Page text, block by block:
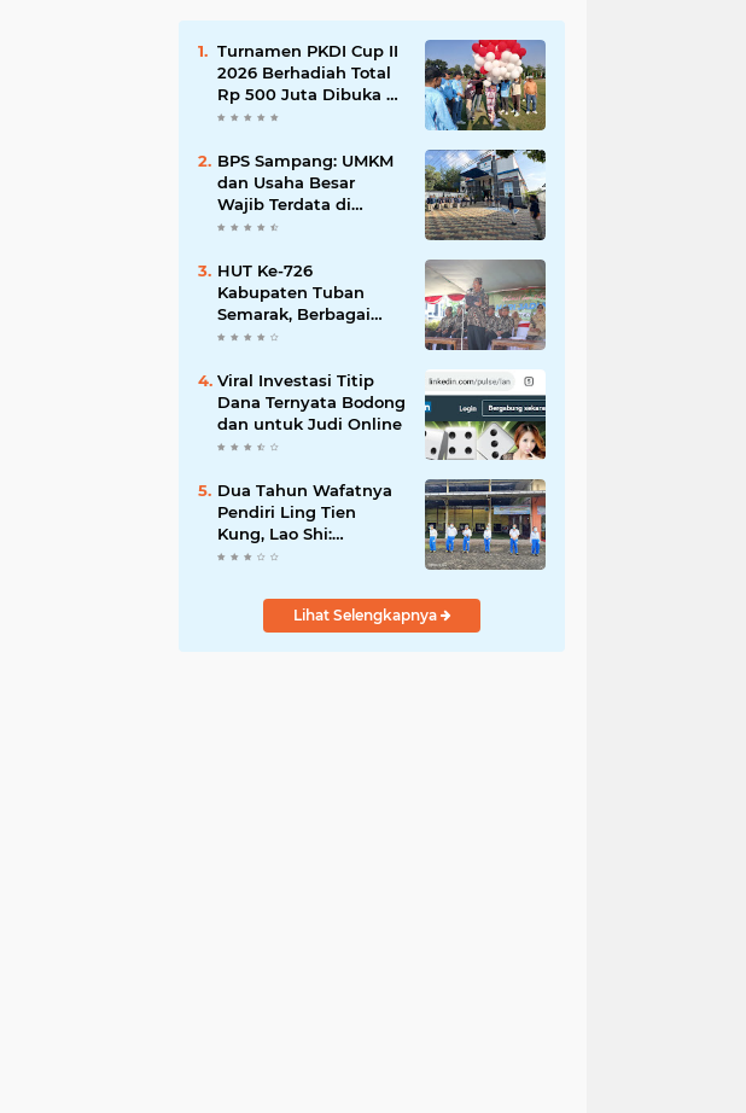
Turnamen PKDI Cup II
2026 Berhadiah Total
Rp 500 Juta Dibuka di
Jombang, Ketua PKDI
Mahdi: Ajang
Silaturrahmi dan
Media Komunikasi
Antar-Kades untuk
BPS Sampang: UMKM
dan Usaha Besar
Wajib Terdata di
Sensus Ekonomi 2026,
Sasaran
HUT Ke-726
Kabupaten Tuban
Semarak, Berbagai
Prestasinya Pun
Viral Investasi Titip
Dana Ternyata Bodong
dan untuk Judi Online
Dua Tahun Wafatnya
Pendiri Ling Tien
Kung, Lao Shi:
Amanah Harus Kita
Lihat Selengkapnya